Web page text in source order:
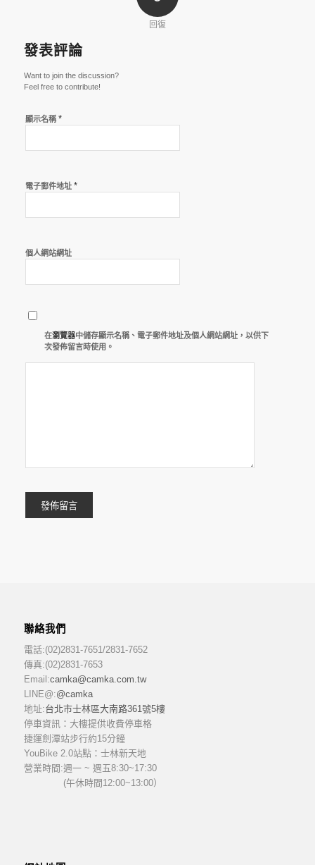
回復
發表評論
Want to join the discussion?
Feel free to contribute!
顯示名稱 *
電子郵件地址 *
個人網站網址
在瀏覽器中儲存顯示名稱、電子郵件地址及個人網站網址，以供下
次發佈留言時使用。
聯絡我們
電話:(02)2831-7651/2831-7652
傳真:(02)2831-7653
Email:camka@camka.com.tw
LINE@:@camka
地址:台北市士林區大南路361號5樓
停車資訊：大樓提供收費停車格
捷運劍潭站步行約15分鐘
YouBike 2.0站點：士林新天地
營業時間:週一 ~ 週五8:30~17:30
(午休時間12:00~13:00）